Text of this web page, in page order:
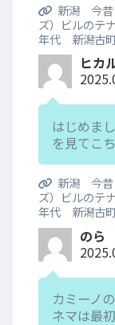
新潟 今昔
ズ）ビルのテ
年代 新潟古町
ヒカ
はじめま
を見てこ
新潟 今昔
ズ）ビルのテ
年代 新潟古町
のら
カミーノ
ネマは最